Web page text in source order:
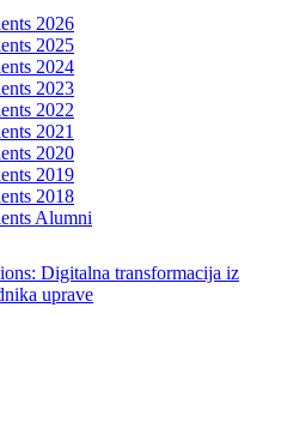
2026
2025
2024
2023
2022
2021
2020
2019
2018
Alumni
Digitalna transformacija iz
uprave